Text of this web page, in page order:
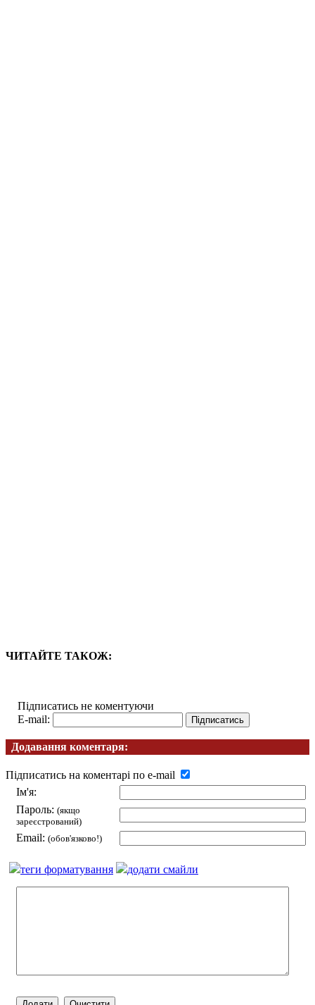
ЧИТАЙТЕ ТАКОЖ:
Підписатись не коментуючи
E-mail:
Додавання коментаря:
Підписатись на коментарі по e-mail
Ім'я:
Пароль: (якщо
зареєстрований)
Email: (обов'язково!)
теги форматування додати смайли